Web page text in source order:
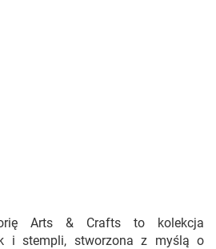
Arts & Crafts to kolekcja
i stempli, stworzona z myślą o